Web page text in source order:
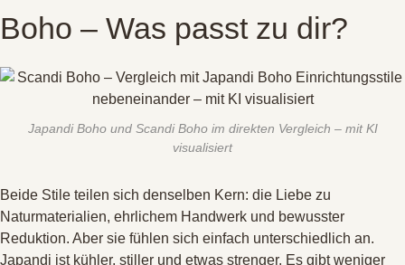
Boho – Was passt zu dir?
Japandi Boho und Scandi Boho im direkten Vergleich – mit KI
visualisiert
Beide Stile teilen sich denselben Kern: die Liebe zu
Naturmaterialien, ehrlichem Handwerk und bewusster
Reduktion. Aber sie fühlen sich einfach unterschiedlich an.
Japandi ist kühler, stiller und etwas strenger. Es gibt weniger